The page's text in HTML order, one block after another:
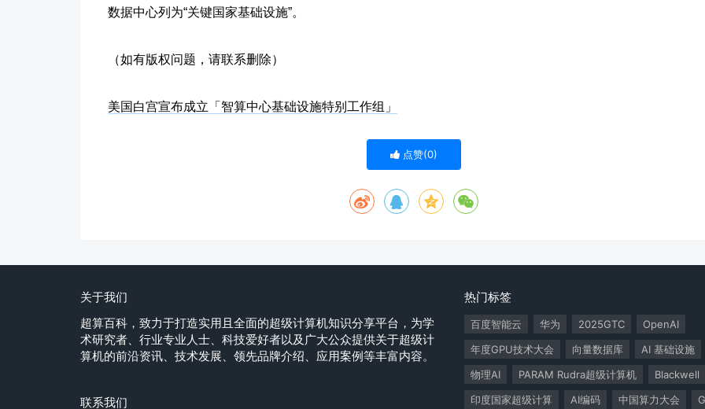
数据中心列为“关键国家基础设施”。
（如有版权问题，请联系删除）
美国白宫宣布成立「智算中心基础设施特别工作组」
点赞(0)
关于我们
超算百科，致力于打造实用且全面的超级计算机知识分享平台，为学
术研究者、行业专业人士、科技爱好者以及广大公众提供关于超级计
算机的前沿资讯、技术发展、领先品牌介绍、应用案例等丰富内容。
联系我们
热门标签
百度智能云 华为 2025GTC
OpenAI
年度GPU技术大会
向量数据库
AI 基础设施
物理AI
PARAM Rudra超级计算机
Blackwell
印度国家超级计算
AI编码 中国算力大会